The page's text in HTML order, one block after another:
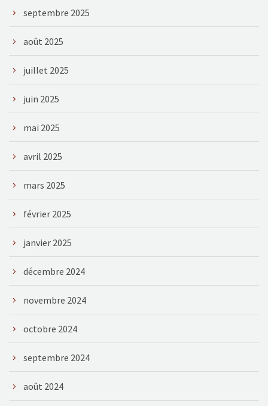
septembre 2025
août 2025
juillet 2025
juin 2025
mai 2025
avril 2025
mars 2025
février 2025
janvier 2025
décembre 2024
novembre 2024
octobre 2024
septembre 2024
août 2024